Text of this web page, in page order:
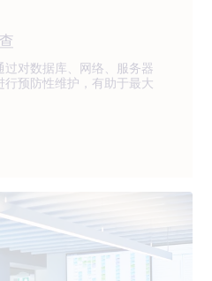
对数据库、网络、服务器
预防性维护，有助于最大